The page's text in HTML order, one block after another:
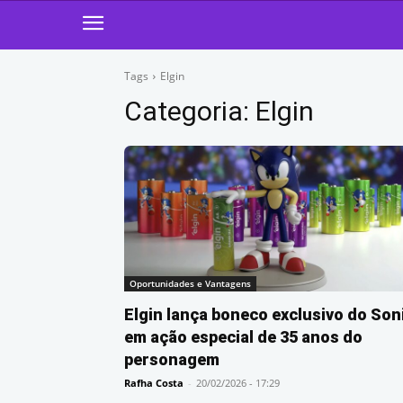
Tags Elgin
Categoria: Elgin
Oportunidades e Vantagens
Elgin lança boneco exclusivo do
em ação especial de 35 anos do
personagem
Rafha Costa - 20/02/2026 - 17:29